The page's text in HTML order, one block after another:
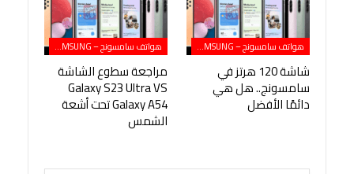
هواتف سامسونج – SAMSUNG
شاشة 120 هرتز في
سامسونج.. هل هي
دائمًا الأفضل
هواتف سامسونج – SAMSUNG
مراجعة سطوع الشاشة
Galaxy S23 Ultra VS
Galaxy A54 تحت أشعة
الشمس